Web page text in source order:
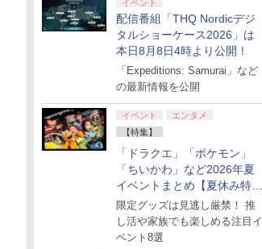
イベント
配信番組「THQ Nordicデジ
タルショーケース2026」は
本日8月8日4時より公開！
「Expeditions: Samurai」など
の最新情報を公開
イベント
エンタメ
【特集】
「ドラクエ」「ポケモン」
「ちいかわ」など2026年夏
イベントまとめ【夏休み特
集】
限定グッズは見逃し厳禁！ 推
し活や家族でも楽しめる注目イ
ベント8選